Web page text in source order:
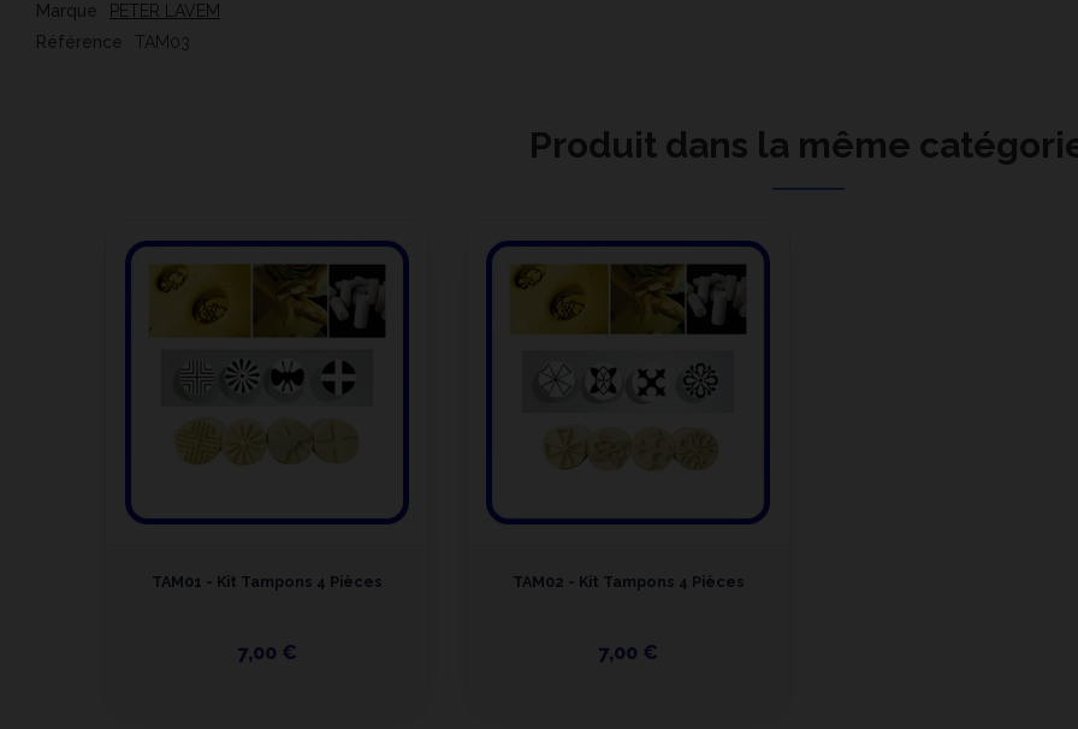
Marque
PETER LAVEM
Référence
TAM03
Produit dans la même
TAM01 - Kit Tampons 4 Pièces
7,00 €
TAM02 - Kit Tampons 4 Pièces
7,00 €